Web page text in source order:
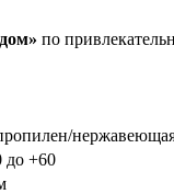
по
нержавеющая
до +60